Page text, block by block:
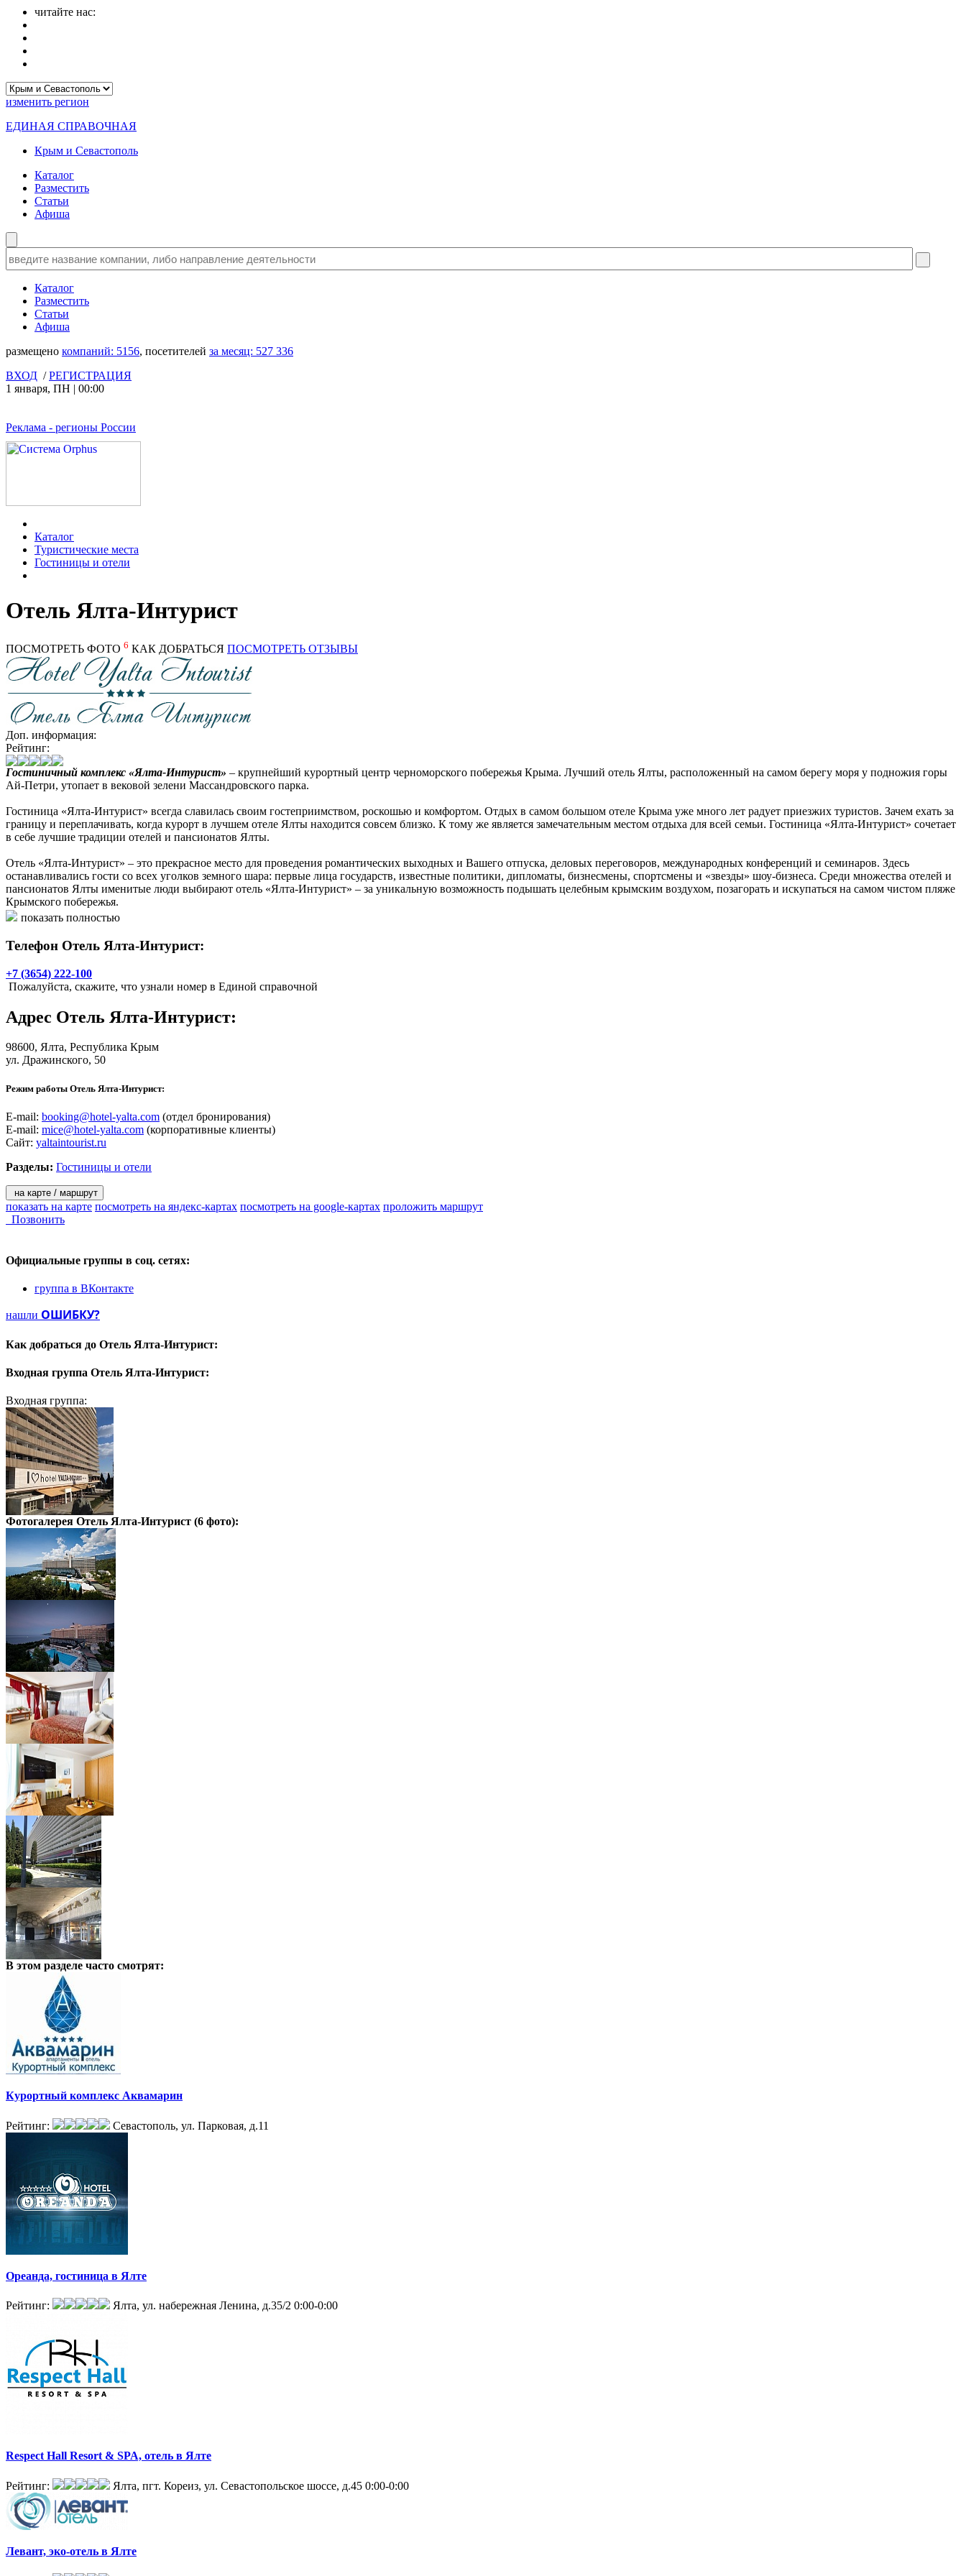
читайте нас:
изменить регион
ЕДИНАЯ СПРАВОЧНАЯ
Крым и Севастополь
Каталог
Разместить
Статьи
Афиша
Каталог
Разместить
Статьи
Афиша
размещено компаний: 5156, посетителей за месяц: 527 336
ВХОД /РЕГИСТРАЦИЯ
1 января, ПН | 00:00
Реклама - регионы России
Каталог
Туристические места
Гостиницы и отели
Отель Ялта-Интурист
ПОСМОТРЕТЬ ФОТО 6 КАК ДОБРАТЬСЯ ПОСМОТРЕТЬ ОТЗЫВЫ
Доп. информация:
Рейтинг:
Гостиничный комплекс «Ялта-Интурист» – крупнейший курортный центр черноморского побережья Крыма. Лучший отель Ялты, расположенный на самом берегу моря у подножия горы
Ай-Петри, утопает в вековой зелени Массандровского парка.
Гостиница «Ялта-Интурист» всегда славилась своим гостеприимством, роскошью и комфортом. Отдых в самом большом отеле Крыма уже много лет радует приезжих туристов. Зачем ехать за
границу и переплачивать, когда курорт в лучшем отеле Ялты находится совсем близко. К тому же является замечательным местом отдыха для всей семьи. Гостиница «Ялта-Интурист» сочетает
в себе лучшие традиции отелей и пансионатов Ялты.
Отель «Ялта-Интурист» – это прекрасное место для проведения романтических выходных и Вашего отпуска, деловых переговоров, международных конференций и семинаров. Здесь
останавливались гости со всех уголков земного шара: первые лица государств, известные политики, дипломаты, бизнесмены, спортсмены и «звезды» шоу-бизнеса. Среди множества отелей и
пансионатов Ялты именитые люди выбирают отель «Ялта-Интурист» – за уникальную возможность подышать целебным крымским воздухом, позагорать и искупаться на самом чистом пляже
Крымского побережья.
показать полностью
Телефон Отель Ялта-Интурист:
+7 (3654) 222-100
Пожалуйста, скажите, что узнали номер в Единой справочной
Адрес Отель Ялта-Интурист:
98600, Ялта, Республика Крым
ул. Дражинского, 50
Режим работы Отель Ялта-Интурист:
E-mail: booking@hotel-yalta.com (отдел бронирования)
E-mail: mice@hotel-yalta.com (корпоративные клиенты)
Сайт: yaltaintourist.ru
Разделы: Гостиницы и отели
на карте / маршрут
показать на карте посмотреть на яндекс-картах посмотреть на google-картах проложить маршрут
Позвонить
Официальные группы в соц. сетях:
группа в ВКонтакте
нашли ОШИБКУ?
Как добраться до Отель Ялта-Интурист:
Входная группа Отель Ялта-Интурист:
Входная группа:
Фотогалерея Отель Ялта-Интурист (6 фото):
В этом разделе часто смотрят:
Курортный комплекс Аквамарин
Рейтинг: Севастополь, ул. Парковая, д.11
Ореанда, гостиница в Ялте
Рейтинг: Ялта, ул. набережная Ленина, д.35/2 0:00-0:00
Respect Hall Resort & SPA, отель в Ялте
Рейтинг: Ялта, пгт. Кореиз, ул. Севастопольское шоссе, д.45 0:00-0:00
Левант, эко-отель в Ялте